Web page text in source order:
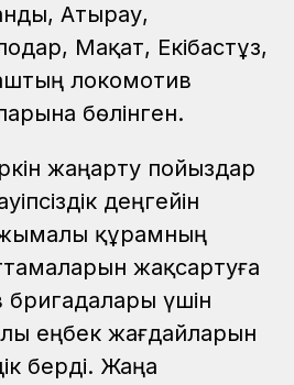
Атырау,
Мақат, Екібастұз,
локомотив
бөлінген.
жаңарту пойыздар
деңгейін
құрамның
жақсартуға
үшін
еңбек жағдайларын
берді. Жаңа